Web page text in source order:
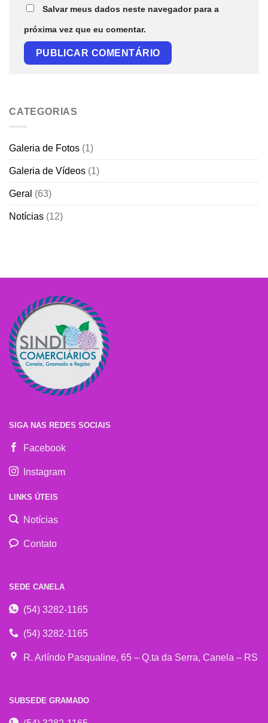
Salvar meus dados neste navegador para a
próxima vez que eu comentar.
CATEGORIAS
Galeria de Fotos (1)
Galeria de Vídeos (1)
Geral (63)
Notícias (12)
SIGA NAS REDES SOCIAIS
Facebook
Instagram
LINKS ÚTEIS
Notícias
Contato
SEDE CANELA
(54) 3282-1165
(54) 3282-1165
R. Arlíndo Pasqualine, 65 – Q.ta da Serra, Canela – RS
SUBSEDE GRAMADO